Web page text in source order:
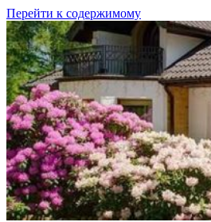
Перейти к содержимому